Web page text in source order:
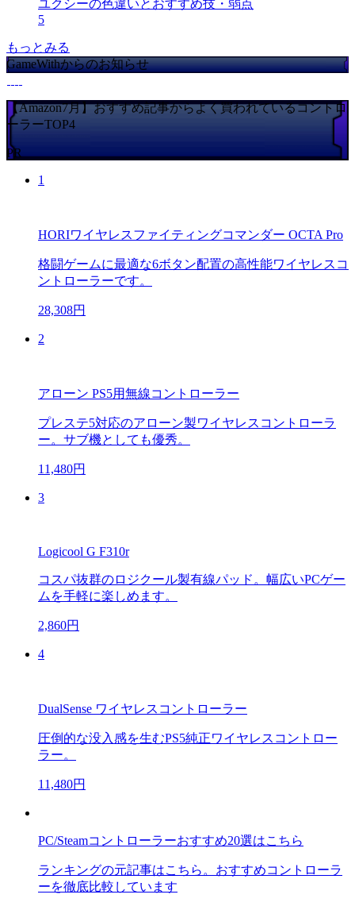
ユクシーの色違いとおすすめ技・弱点
5
もっとみる
GameWithからのお知らせ
【Amazon7月】おすすめ記事からよく買われているコントロ
ーラーTOP4
PR
1
HORIワイヤレスファイティングコマンダー OCTA Pro
格闘ゲームに最適な6ボタン配置の高性能ワイヤレスコ
ントローラーです。
28,308円
2
アローン PS5用無線コントローラー
プレステ5対応のアローン製ワイヤレスコントローラ
ー。サブ機としても優秀。
11,480円
3
Logicool G F310r
コスパ抜群のロジクール製有線パッド。幅広いPCゲー
ムを手軽に楽しめます。
2,860円
4
DualSense ワイヤレスコントローラー
圧倒的な没入感を生むPS5純正ワイヤレスコントロー
ラー。
11,480円
PC/Steamコントローラーおすすめ20選はこちら
ランキングの元記事はこちら。おすすめコントローラ
ーを徹底比較しています